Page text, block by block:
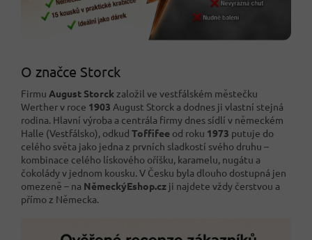
O značce Storck
Firmu August Storck založil ve vestfálském městečku
Werther v roce 1903 August Storck a dodnes ji vlastní stejná
rodina. Hlavní výroba a centrála firmy dnes sídlí v německém
Halle (Vestfálsko), odkud Toffifee od roku 1973 putuje do
celého světa jako jedna z prvních sladkostí svého druhu –
kombinace celého lískového oříšku, karamelu, nugátu a
čokolády v jednom kousku. V Česku byla dlouho dostupná jen
omezeně – na NěmeckýEshop.cz ji najdete vždy čerstvou a
přímo z Německa.